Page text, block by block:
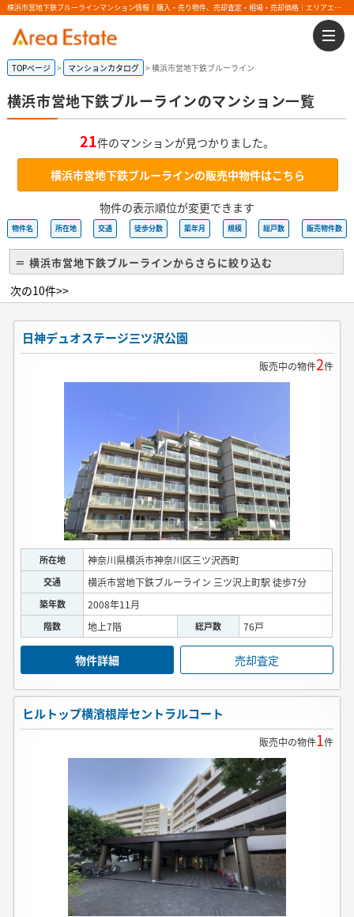
横浜市営地下鉄ブルーラインマンション情報｜購入・売り物件、売却査定・相場・売却価格｜エリアエステート
TOPページ マンションカタログ 横浜市営地下鉄ブルーライン
横浜市営地下鉄ブルーラインのマンション一覧
21件のマンションが見つかりました。
横浜市営地下鉄ブルーラインの販売中物件はこちら
物件の表示順位が変更できます
物件名 所在地 交通 徒歩分数 築年月 規模 総戸数 販売物件数
＝ 横浜市営地下鉄ブルーラインからさらに絞り込む
次の10件>>
日神デュオステージ三ツ沢公園
販売中の物件2件
所在地 神奈川県横浜市神奈川区三ツ沢西町
交通 横浜市営地下鉄ブルーライン 三ツ沢上町駅 徒歩7分
築年数 2008年11月
階数 地上7階 総戸数 76戸
物件詳細 売却査定
ヒルトップ横濱根岸セントラルコート
販売中の物件1件